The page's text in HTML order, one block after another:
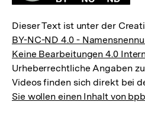
Dieser Text ist unter der
BY-NC-ND 4.0 -
Keine Bearbeitungen 4.0
Urheberrechtliche Angaben
Videos finden sich direkt bei
Sie wollen einen Inhalt von